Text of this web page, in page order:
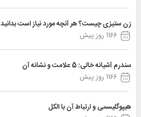
زن ستیزی چیست؟ هر آنچه مورد نیاز است بدانید
1166 روز پیش
سندرم آشیانه خالی: 5 علامت و نشانه آن
1166 روز پیش
هیپوگلیسمی و ارتباط آن با الکل